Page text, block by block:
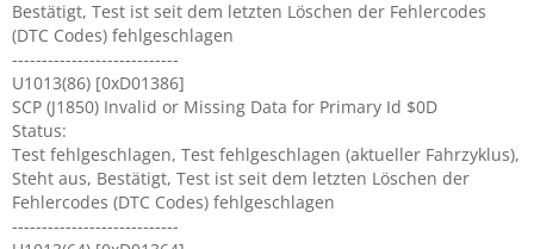
Bestätigt, Test ist seit dem letzten Löschen der Fehlercodes
(DTC Codes) fehlgeschlagen
----------------------------
U1013(86) [0xD01386]
SCP (J1850) Invalid or Missing Data for Primary Id $0D
Status:
Test fehlgeschlagen, Test fehlgeschlagen (aktueller Fahrzyklus),
Steht aus, Bestätigt, Test ist seit dem letzten Löschen der
Fehlercodes (DTC Codes) fehlgeschlagen
----------------------------